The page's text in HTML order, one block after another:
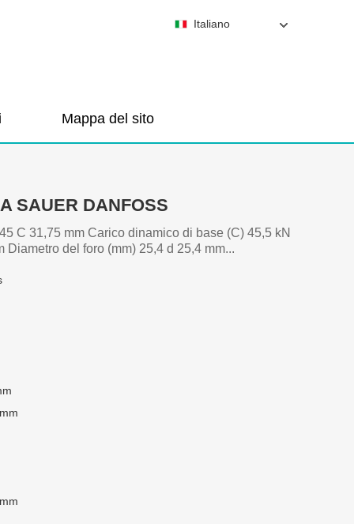
Mappa del sito
Italiano
SAUER DANFOSS
C 31,75 mm Carico dinamico di base (C) 45,5 kN
Diametro del foro (mm) 25,4 d 25,4 mm...